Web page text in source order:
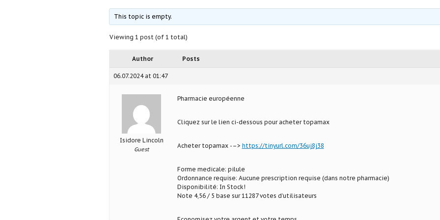
This topic is empty.
Viewing 1 post (of 1 total)
Author Posts
06.07.2024 at 01:47
Isidore Lincoln
Guest
Pharmacie européenne
Cliquez sur le lien ci-dessous pour acheter topamax
Acheter topamax -–> https://tinyurl.com/36uj8j38
Forme medicale: pilule
Ordonnance requise: Aucune prescription requise (dans notre pharmacie)
Disponibilité: In Stock!
Note 4,56 / 5 base sur 11287 votes d’utilisateurs